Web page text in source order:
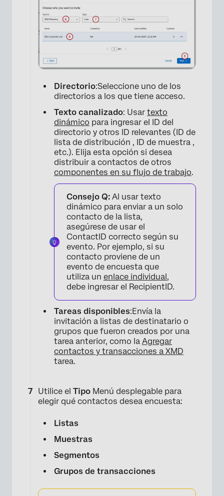
×
×
Directorio:Seleccione uno de los
directorios a los que tiene acceso.
Texto canalizado: Usar texto
dinámico para ingresar el ID del
directorio y otros ID relevantes (ID de
lista de distribución , ID de muestra ,
etc.). Elija esta opción si desea
distribuir a contactos de otros
componentes en su flujo de trabajo.
Consejo Q: Al usar texto
dinámico para enviar a un solo
contacto de la lista,
asegúrese de usar el
ContactID correcto según su
evento. Por ejemplo, si su
contacto proviene de un
evento de encuesta que
utiliza un enlace individual,
debe ingresar el RecipientID.
Tareas disponibles:Envía la
invitación a listas de destinatario o
grupos que fueron creados por una
tarea anterior, como la Agregar
contactos y transacciones a XMD
tarea.
Utilice el Tipo Menú desplegable para
elegir qué contactos desea encuesta:
Listas
Muestras
Segmentos
Grupos de transacciones